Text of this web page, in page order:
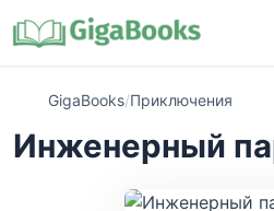
GigaBooks/Приключения
Инженерный